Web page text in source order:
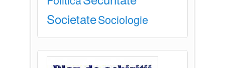
SocietateSociologie